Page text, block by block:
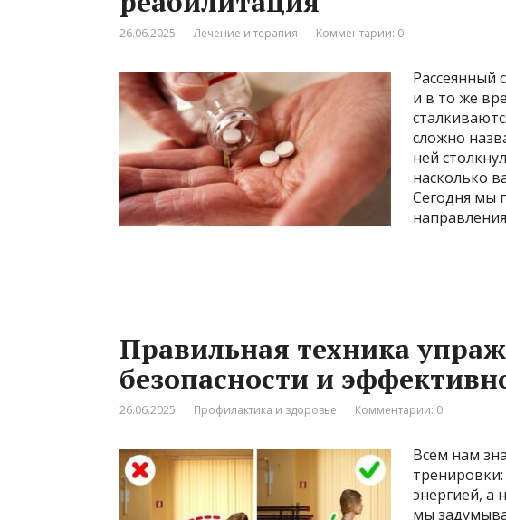
26.06.2025 Лечение и терапия Комментарии: 0
Рассеянный
и в то же
сложно
ней
насколько
Сегодня мы
Правильная техника
безопасности и
26.06.2025 Профилактика и здоровье Комментарии: 0
Всем нам
энергией, а
мы